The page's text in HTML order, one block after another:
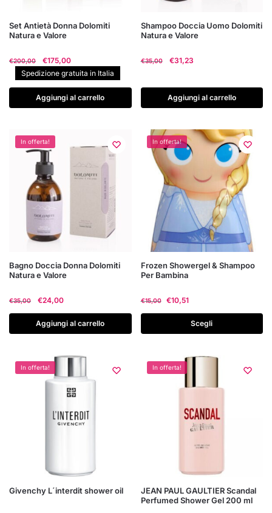
Set Antietà Donna Dolomiti
Natura e Valore
€200,00
Il
prezzo
originale
era:
€200,00.
€175,00
prezzo
attuale
è:
€175,00.
Spedizione gratuita in Italia
Aggiungi al carrello
Shampoo Doccia Uomo Dolomiti
Natura e Valore
€35,00
Il
era:
€35,00.
€31,23
è:
€31,23.
Aggiungi al carrello
In offerta!
Bagno Doccia Donna Dolomiti
Natura e Valore
€35,00
Il
originale
era:
€24,00
attuale
è:
Aggiungi al carrello
In offerta!
Frozen Showergel & Shampoo
Per Bambina
€15,00 €10,51
Scegli
Questo
prodotto
più
Le
possono
In offerta!
Givenchy L´interdit shower oil
In offerta!
JEAN PAUL GAULTIER Scandal
Perfumed Shower Gel 200 ml